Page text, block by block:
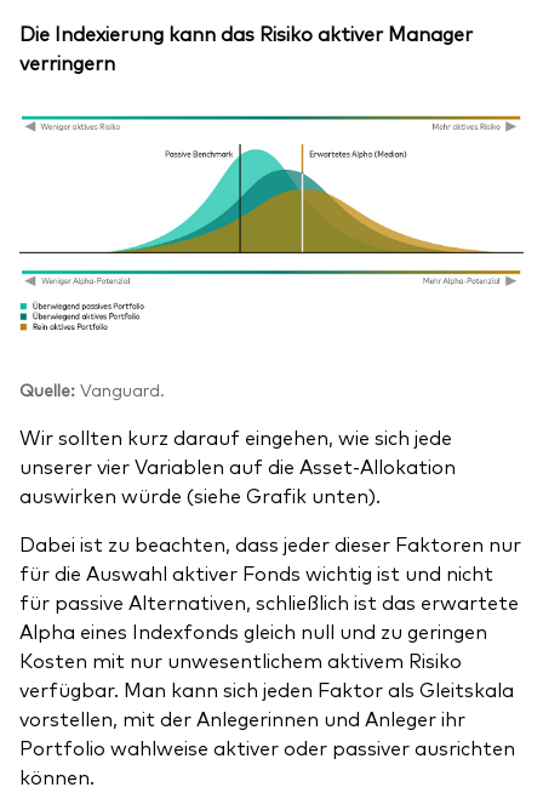
Die Indexierung kann das Risiko aktiver Manager
verringern
Quelle: Vanguard.
Wir sollten kurz darauf eingehen, wie sich jede
unserer vier Variablen auf die Asset-Allokation
auswirken würde (siehe Grafik unten).
Dabei ist zu beachten, dass jeder dieser Faktoren nur
für die Auswahl aktiver Fonds wichtig ist und nicht
für passive Alternativen, schließlich ist das erwartete
Alpha eines Indexfonds gleich null und zu geringen
Kosten mit nur unwesentlichem aktivem Risiko
verfügbar. Man kann sich jeden Faktor als Gleitskala
vorstellen, mit der Anlegerinnen und Anleger ihr
Portfolio wahlweise aktiver oder passiver ausrichten
können.